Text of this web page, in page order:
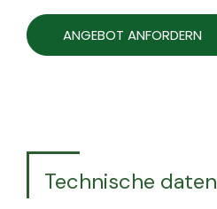
ANGEBOT ANFORDERN
Technische daten